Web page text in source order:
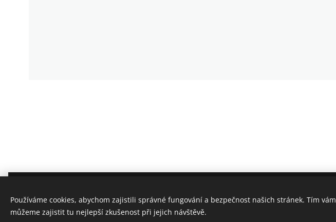
Všechna práva vyhrazena 2022
Používáme cookies, abychom zajistili správné fungování a bezpečnost našich stránek. Tím vám
můžeme zajistit tu nejlepší zkušenost při jejich návštěvě.